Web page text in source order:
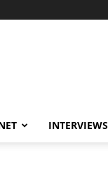
INTERVIEWS